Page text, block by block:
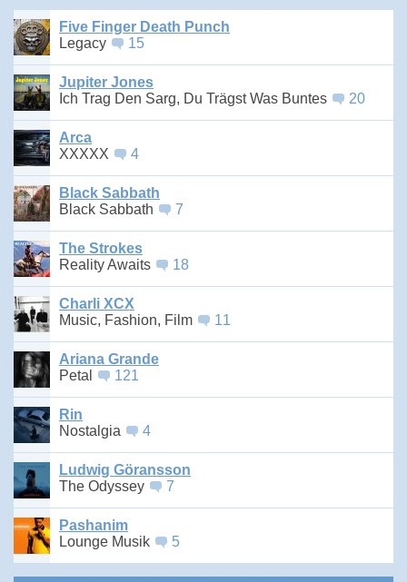
Five Finger Death Punch
Legacy
15
Jupiter Jones
Ich Trag Den Sarg, Du Trägst Was Buntes
20
Arca
XXXXX
4
Black Sabbath
Black Sabbath
7
The Strokes
Reality Awaits
18
Charli XCX
Music, Fashion, Film
11
Ariana Grande
Petal
121
Rin
Nostalgia
4
Ludwig Göransson
The Odyssey
7
Pashanim
Lounge Musik
5